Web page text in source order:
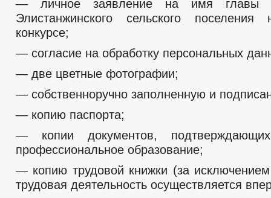
— личное заявление на имя главы
Элистанжинского сельского
конкурсе;
— согласие на обработку персональных
— две цветные фотографии;
— собственноручно заполненную и
— копию паспорта;
— копии документов,
профессиональное образование;
— копию трудовой книжки (за исключением
трудовая деятельность осуществляется